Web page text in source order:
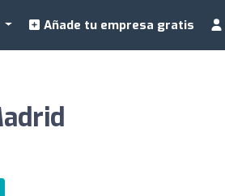
Añade tu empresa gratis